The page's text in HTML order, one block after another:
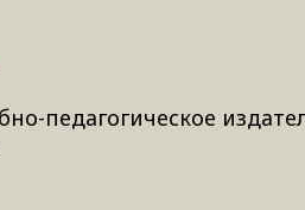
педагогическое